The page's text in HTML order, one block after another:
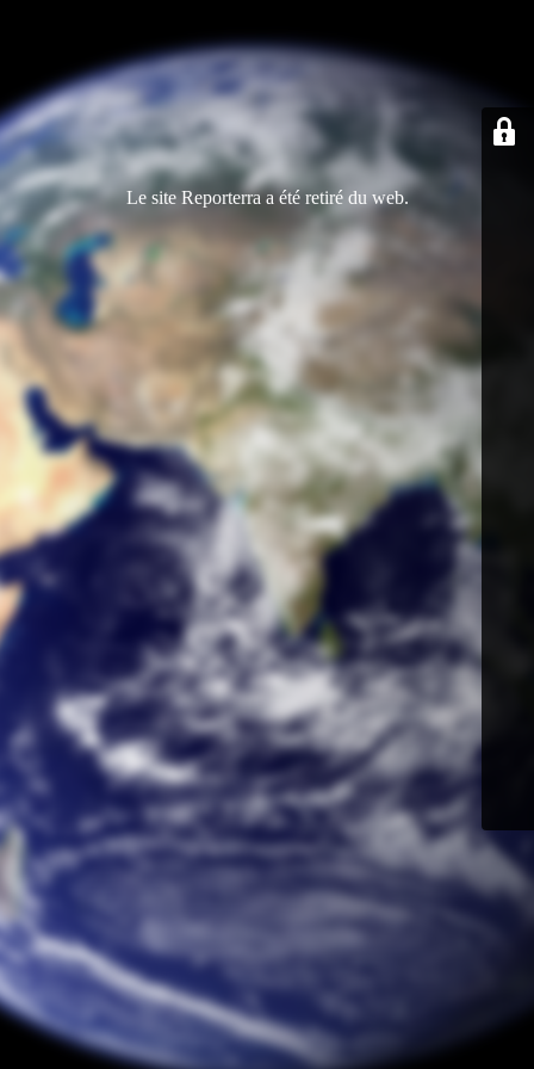
Le site Reporterra a été retiré du web.